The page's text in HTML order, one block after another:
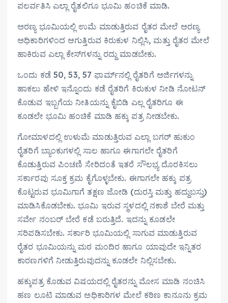
ಪಲರ್ವತಿಸಿ ಎಲ್ಲಾ ರೈತಲಿಗೂ ಭೂಮಿ ಹಂಚಿಕೆ ಮಾಡಿ.
ಅರಣ್ಯ ಭೂಮಿಯಲ್ಲಿ ಉಮೆ ಮಾಡುತ್ತಿರುವ ರೈತರ ಮೇಲೆ ಅರಣ್ಯ
ಅಧಿಕಾರಿಗಳಿಂದ ಆಗುತ್ತಿರುವ ಕಿರುಕುಳ ನಿಲ್ಲಿಸಿ, ಮತ್ತು ರೈತರ ಮೇಲೆ
ಹಾಕಿರುವ ಎಲ್ಲಾ ಕೇಸ್‌ಗಳನ್ನು ರದ್ದು ಮಾಡಬೇಕು.
ಒಂದು ಕಡೆ 50, 53, 57 ಫಾರ್ಮ್‌ನಲ್ಲಿ ರೈತರಿಗೆ ಅರ್ಜಿಗಳನ್ನು
ಹಾಕಲು ಹೇಳಿ ಇನ್ನೊಂದು ಕಡೆ ರೈತರಿಗೆ ಕಿರುಕುಳ ನೀಡಿ ನೋಟನ್
ಕೊಡುವ ಇಬ್ಬಗೆಯ ನೀತಿಯನ್ನು ಕೈಬಿಡಿ ಎಲ್ಲ ರೈತರಿಗೂ ಈ
ಕೂಡಲೇ ಭೂಮಿ ಹಂಚಿಕೆ ಮಾಡಿ ಹಕ್ಕು ಪತ್ರ ನೀಡಬೇಕು.
ಗೋಮಾಳದಲ್ಲಿ ಉಳುಮೆ ಮಾಡುತ್ತಿರುವ ಎಲ್ಲಾ ಬಗರ್ ಹುಕುಂ
ರೈತರಿಗೆ ಬ್ಯಾಂಕುಗಳಲ್ಲಿ ಸಾಲ ಹಾಗೂ ಈಗಾಗಲೇ ರೈತರಿಗೆ
ಕೊಡುತ್ತಿರುವ ಪಿಂಚಣಿ ಸೇರಿದಂತೆ ಇತರೆ ಸೌಲಭ್ಯ ದೊರಕಿಸಲು
ಸರ್ಕಾರವು ಸೂಕ್ತ ಕ್ರಮ ಕೈಗೊಳ್ಳಬೇಕು. ಈಗಾಗಲೇ ಹಕ್ಕು ಪತ್ರ
ಕೊಟ್ಟರುವ ಭೂಮಿಗಾಗೆ ತಕ್ಷಣ ಜೋಡಿ (ದುರಸ್ತಿ ಮತ್ತು ಹದ್ದುಬಸ್ತು)
ಮಾಡಿಸಿಕೊಡಬೇಕು. ಭೂಮಿ ಇರುವ ಸ್ಥಳದಲ್ಲಿ ನಕಾಶೆ ಬೇರೆ ಮತ್ತು
ಸರ್ವೇ ನಂಬರ್ ಬೇರೆ ಕಡೆ ಬರುತ್ತಿದೆ. ಇದನ್ನು ಕೂಡಲೇ
ಸರಿಪಡಿಸಬೇಕು. ಸರ್ಕಾರಿ ಭೂಮಿಯಲ್ಲಿ ಸಾಗುವ ಮಾಡುತ್ತಿರುವ
ರೈತರ ಭೂಮಿಯನ್ನು ಮಠ ಮಂದಿರ ಹಾಗೂ ಯಾವುದೇ ಇನ್ನಿತರ
ಕಾರಣಗಳಿಗೆ ನೀಡುತ್ತಿರುವುದನ್ನು ಕೂಡಲೇ ನಿಲ್ಲಿಸಬೇಕು.
ಹಕ್ಕುಪತ್ರ ಕೊಡುವ ವಿಷಯದಲ್ಲಿ ರೈತರನ್ನು ಮೋಸ ಮಾಡಿ ನಂಚಿಸಿ
ಹಣ ಲೂಟಿ ಮಾಡುವ ಅಧಿಕಾರಿಗಳ ಮೇಲೆ ಕಠಿಣ ಕಾನೂನು ಕ್ರಮ